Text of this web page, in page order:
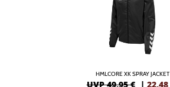
HMLCORE XK SPRAY JACKET
UVP 49,95 € | 22,48